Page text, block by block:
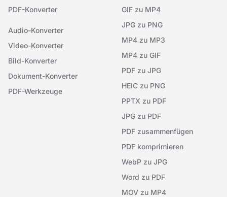
PDF-Konverter
Audio-Konverter
Video-Konverter
Bild-Konverter
Dokument-Konverter
PDF-Werkzeuge
GIF zu MP4
JPG zu PNG
MP4 zu MP3
MP4 zu GIF
PDF zu JPG
HEIC zu PNG
PPTX zu PDF
JPG zu PDF
PDF zusammenfügen
PDF komprimieren
WebP zu JPG
Word zu PDF
MOV zu MP4